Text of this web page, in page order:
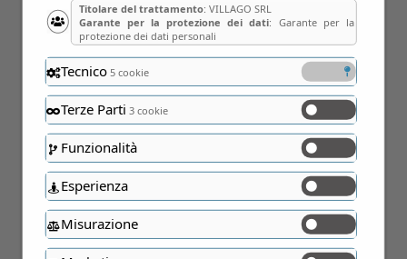
21
Nov
Titolare del trattamento: VILLAGO SRL
Garante per la protezione dei dati: Garante per la
protezione dei dati personali
Tecnico5 cookie
Terze Parti 3 cookie
Funzionalità
Esperienza
Misurazione